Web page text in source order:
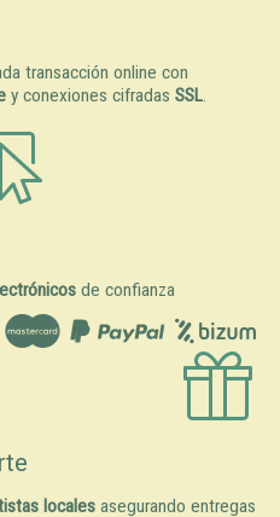
transacción online con
y conexiones cifradas SSL
de confianza
locales asegurando entregas